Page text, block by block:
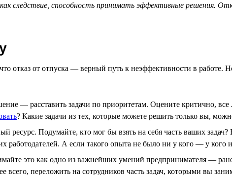
как следствие, способность принимать эффективные решения.
отказ от отпуска — верный путь к неэффективности в работе.
— расставить задачи по приоритетам. Оцените критично,
? Какие задачи из тех, которые можете решить только вы,
ресурс. Подумайте, кто мог бы взять на себя часть ваших
работодателей. А если такого опыта не было ни у кого — у кого
это как одно из важнейших умений предпринимателя —
переложить на сотрудников часть задач, которыми вы